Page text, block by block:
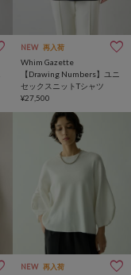
NEW 再入荷
Whim Gazette
【Drawing Numbers】ユニ
セックスニットTシャツ
¥27,500
NEW 再入荷